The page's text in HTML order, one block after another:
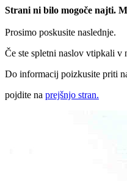
Strani ni bilo mogoče najti.
Prosimo poskusite naslednje.
Če ste spletni naslov vtipkali v
Do informacij poizkusite priti
pojdite na prejšnjo stran.